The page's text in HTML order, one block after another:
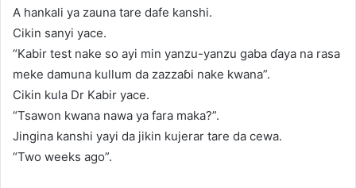
A hankali ya zauna tare dafe kanshi.
Cikin sanyi yace.
“Kabir test nake so ayi min yanzu-yanzu gaba ɗaya na rasa
meke damuna kullum da zazzaɓi nake kwana”.
Cikin kula Dr Kabir yace.
“Tsawon kwana nawa ya fara maka?”.
Jingina kanshi yayi da jikin kujerar tare da cewa.
“Two weeks ago”.